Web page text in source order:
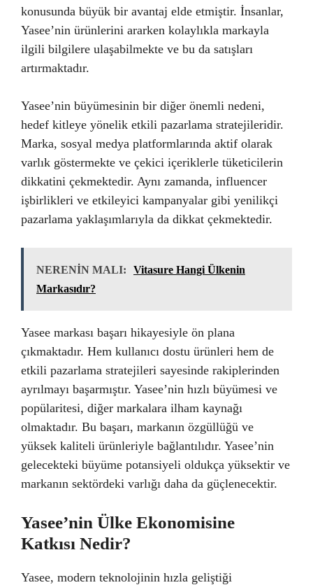
konusunda büyük bir avantaj elde etmiştir. İnsanlar,
Yasee’nin ürünlerini ararken kolaylıkla markayla
ilgili bilgilere ulaşabilmekte ve bu da satışları
artırmaktadır.
Yasee’nin büyümesinin bir diğer önemli nedeni,
hedef kitleye yönelik etkili pazarlama stratejileridir.
Marka, sosyal medya platformlarında aktif olarak
varlık göstermekte ve çekici içeriklerle tüketicilerin
dikkatini çekmektedir. Aynı zamanda, influencer
işbirlikleri ve etkileyici kampanyalar gibi yenilikçi
pazarlama yaklaşımlarıyla da dikkat çekmektedir.
NERENİN MALI:
Vitasure Hangi Ülkenin
Markasıdır?
Yasee markası başarı hikayesiyle ön plana
çıkmaktadır. Hem kullanıcı dostu ürünleri hem de
etkili pazarlama stratejileri sayesinde rakiplerinden
ayrılmayı başarmıştır. Yasee’nin hızlı büyümesi ve
popülaritesi, diğer markalara ilham kaynağı
olmaktadır. Bu başarı, markanın özgüllüğü ve
yüksek kaliteli ürünleriyle bağlantılıdır. Yasee’nin
gelecekteki büyüme potansiyeli oldukça yüksektir ve
markanın sektördeki varlığı daha da güçlenecektir.
Yasee’nin Ülke Ekonomisine
Katkısı Nedir?
Yasee, modern teknolojinin hızla geliştiği